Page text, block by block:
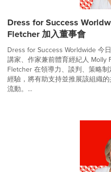
Dress for Success
Fletcher 加入董事會
Dress for Success Worldwide 今
講家、作家兼前體育經紀人 Molly
Fletcher 在領導力、談判、策略
經驗，將有助支持並推展該組織
流動。...